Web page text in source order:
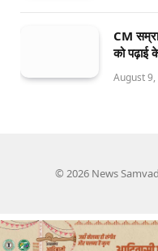
CM
को पढ़ाई
August
© 2026 News